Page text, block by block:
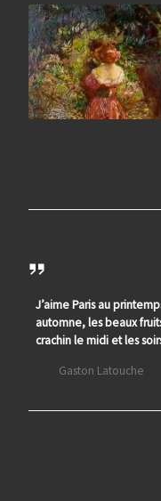
J’aime Paris au
automne, les beaux
crachin le midi et les
Gaston Latouche